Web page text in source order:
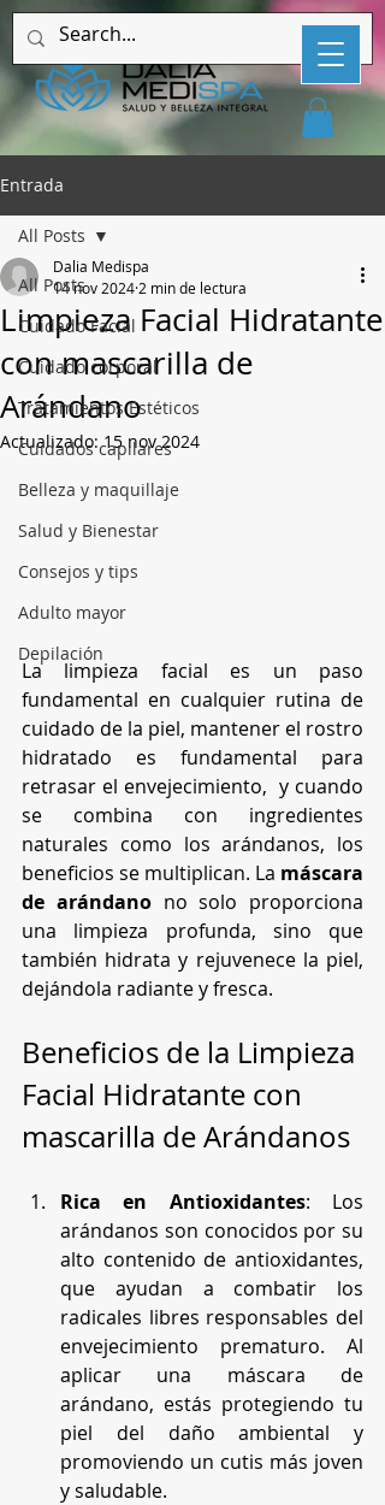
Entrada
All Posts
Cuidado Facial
Cuidado corporal
Tratamientos Estéticos
Cuidados capilares
Belleza y maquillaje
Salud y Bienestar
Consejos y tips
Adulto mayor
Depilación
All Posts
Limpieza Facial Hidratante
con mascarilla de
Arándano
Dalia Medispa
14 nov 20242 min de lectura
Actualizado:15 nov 2024
La limpieza facial es un paso
fundamental en cualquier rutina de
cuidado de la piel, mantener el rostro
hidratado es fundamental para
retrasar el envejecimiento,  y cuando
se combina con ingredientes
naturales como los arándanos, los
beneficios se multiplican. La máscara
de arándano no solo proporciona
una limpieza profunda, sino que
también hidrata y rejuvenece la piel,
dejándola radiante y fresca.
Beneficios de la Limpieza
Facial Hidratante con
mascarilla de Arándanos
Rica en Antioxidantes: Los
arándanos son conocidos por su
alto contenido de antioxidantes,
que ayudan a combatir los
radicales libres responsables del
envejecimiento prematuro. Al
aplicar una máscara de
arándano, estás protegiendo tu
piel del daño ambiental y
promoviendo un cutis más joven
y saludable.